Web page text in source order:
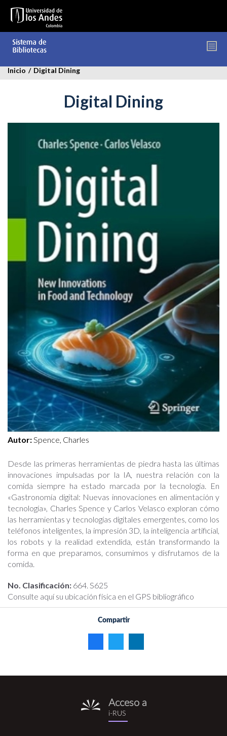
contenido
Inicio / Digital Dining
Digital Dining
dining.jpg
Autor:Spence, Charles
Desde las primeras herramientas de piedra hasta las últimas
innovaciones impulsadas por la IA, nuestra relación con la
comida siempre ha estado marcada por la tecnología. En
«Gastronomía digital: Nuevas innovaciones en alimentación y
tecnología», Charles Spence y Carlos Velasco exploran cómo
las herramientas y tecnologías digitales emergentes, como los
teléfonos inteligentes, la impresión 3D, la inteligencia artificial,
los robots y la realidad extendida, están transformando la
forma en que preparamos, consumimos y disfrutamos de la
comida.
No. Clasificación: 664. S625
Consulte aquí su ubicación física en el GPS bibliográfico
Compartir
i-
rus.png
Acceso a
i-RUS